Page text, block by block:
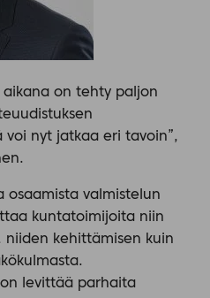
aikana on tehty paljon
voi nyt jatkaa eri tavoin”,
osaamista valmistelun
kuntatoimijoita niin
niiden kehittämisen kuin
levittää parhaita